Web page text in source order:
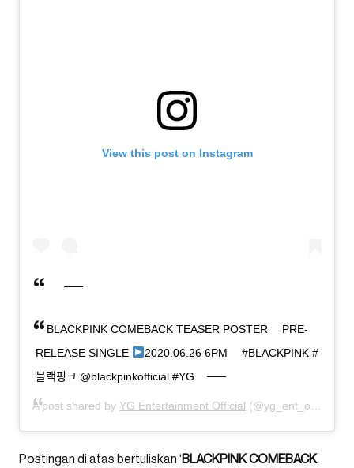
View this post on Instagram
⠀ BLACKPINK COMEBACK TEASER POSTER ⠀ PRE-
RELEASE SINGLE
2020.06.26 6PM ⠀ #BLACKPINK #
블랙핑크 @blackpinkofficial #YG
A post shared by YG Entertainment Official (@yg_ent_official) on
Postingan di atas bertuliskan ‘BLACKPINKCOMEBACK